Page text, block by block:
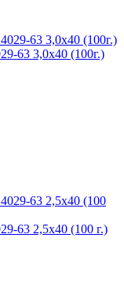
63 3,0х40 (100г.)
63 2,5х40 (100 г.)